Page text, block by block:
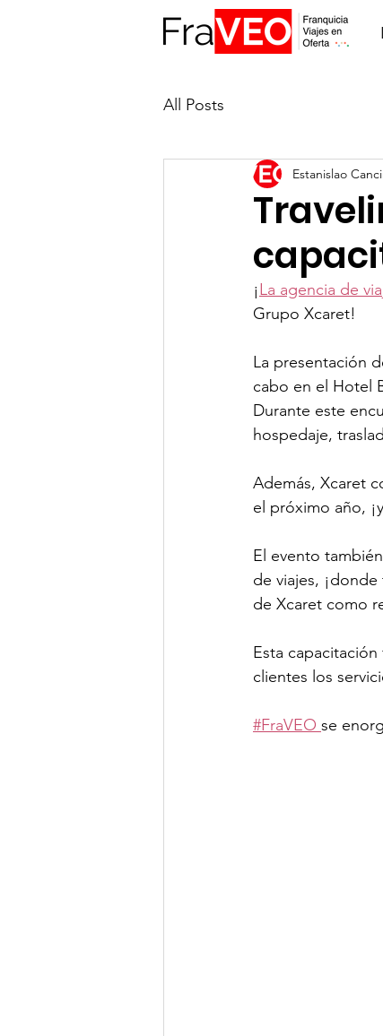
All Posts
Estanislao
¡La agencia de
Grupo Xcaret!
La presentación
cabo en el Hotel
Durante este
hospedaje,
Además, Xcaret
el próximo año,
El evento
de viajes,
de Xcaret como
Esta
clientes los
#FraVEO se